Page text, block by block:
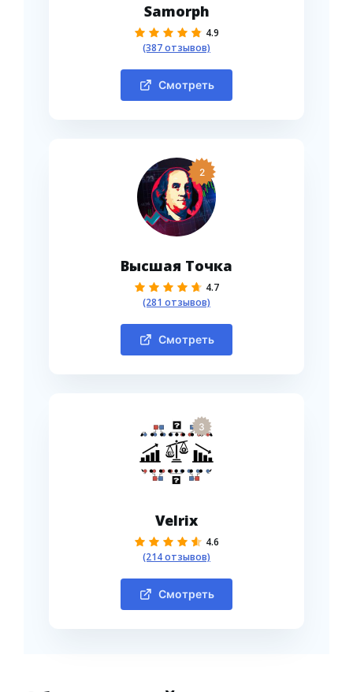
Samorph
4.9
(387 отзывов)
Смотреть
2
Высшая Точка
4.7
(281 отзывов)
Смотреть
3
Velrix
4.6
(214 отзывов)
Смотреть